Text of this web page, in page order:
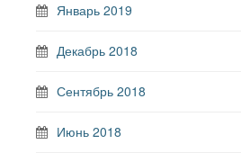
Январь 2019
Декабрь 2018
Сентябрь 2018
Июнь 2018